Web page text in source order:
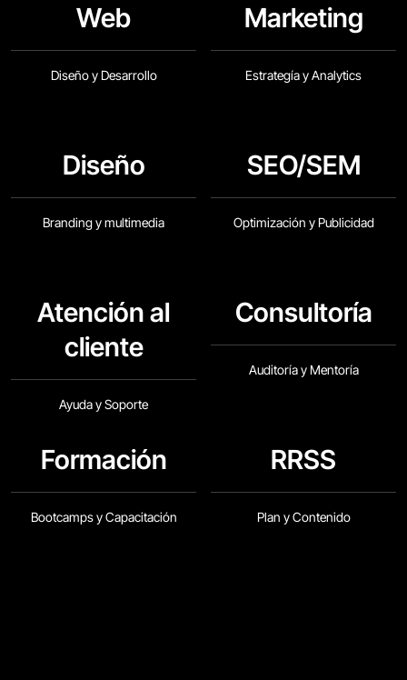
Web
Diseño y Desarrollo
Marketing
Estrategía y Analytics
Diseño
Branding y multimedia
SEO/SEM
Optimización y Publicidad
Atención al
cliente
Ayuda y Soporte
Consultoría
Auditoría y Mentoría
Formación
Bootcamps y Capacitación
RRSS
Plan y Contenido